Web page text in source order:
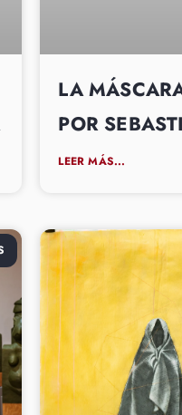
LA
POR
LEER MÁS...